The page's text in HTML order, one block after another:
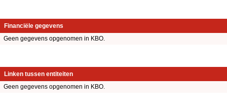
Financiële gegevens
Geen gegevens opgenomen in KBO.
Linken tussen entiteiten
Geen gegevens opgenomen in KBO.